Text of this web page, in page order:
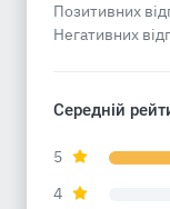
Позитивних
Негативних
Середній
5
4